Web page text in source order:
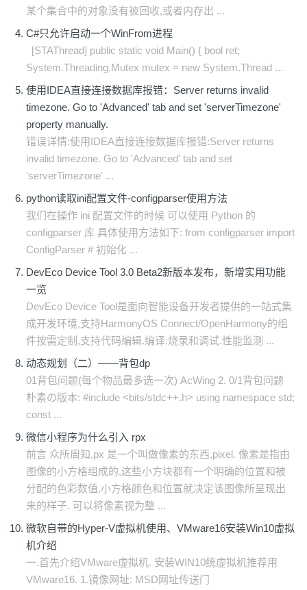
某个集合中的对象没有被回收,或者内存出 ...
C#只允许启动一个WinFrom进程
[STAThread] public static void Main() { bool ret;
System.Threading.Mutex mutex = new System.Thread ...
使用IDEA直接连接数据库报错：Server returns invalid
timezone. Go to 'Advanced' tab and set 'serverTimezone'
property manually.
错误详情:使用IDEA直接连接数据库报错:Server returns
invalid timezone. Go to 'Advanced' tab and set
'serverTimezone' ...
python读取ini配置文件-configparser使用方法
我们在操作 ini 配置文件的时候 可以使用 Python 的
configparser 库 具体使用方法如下: from configparser import
ConfigParser # 初始化 ...
DevEco Device Tool 3.0 Beta2新版本发布，新增实用功能
一览
DevEco Device Tool是面向智能设备开发者提供的一站式集
成开发环境,支持HarmonyOS Connect/OpenHarmony的组
件按需定制,支持代码编辑.编译.烧录和调试.性能监测 ...
动态规划（二）——背包dp
01背包问题(每个物品最多选一次) AcWing 2. 0/1背包问题
朴素の版本: #include <bits/stdc++.h> using namespace std;
const ...
微信小程序为什么引入 rpx
前言 众所周知,px 是一个叫做像素的东西,pixel. 像素是指由
图像的小方格组成的,这些小方块都有一个明确的位置和被
分配的色彩数值,小方格颜色和位置就决定该图像所呈现出
来的样子. 可以将像素视为整 ...
微软自带的Hyper-V虚拟机使用、VMware16安装Win10虚拟
机介绍
一.首先介绍VMware虚拟机. 安装WIN10统虚拟机推荐用
VMware16. 1.镜像网址: MSD网址传送门